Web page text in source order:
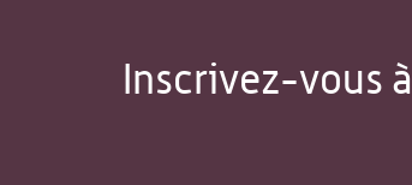
Inscrivez-vous